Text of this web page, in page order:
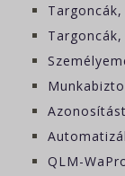
Targoncák,
QLM-